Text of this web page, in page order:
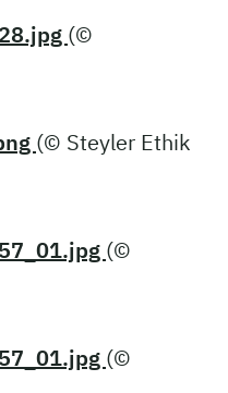
(©
(© Steyler Ethik
(©
(©